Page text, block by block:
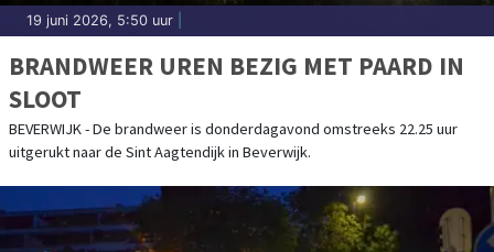
19 juni 2026, 5:50 uur
BRANDWEER UREN BEZIG MET PAARD IN
SLOOT
BEVERWIJK - De brandweer is donderdagavond omstreeks 22.25 uur
uitgerukt naar de Sint Aagtendijk in Beverwijk.